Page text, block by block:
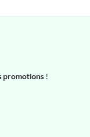
promotions !